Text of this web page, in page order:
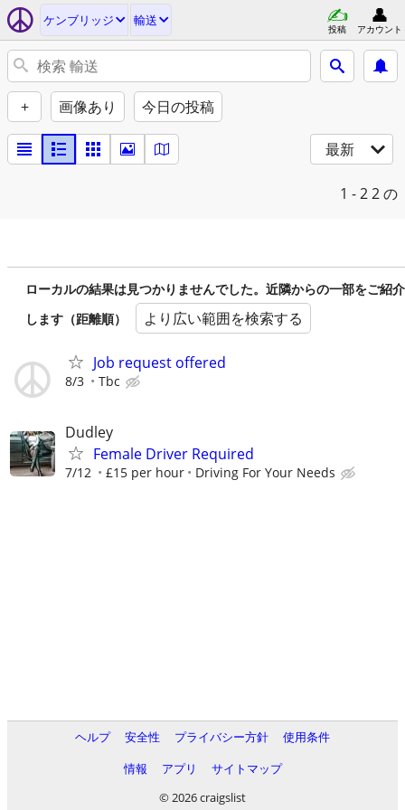
ケンブリッジ 輸送
投稿 アカウント
+ 画像あり 今日の投稿
最新
1 - 22 の
ローカルの結果は見つかりませんでした。近隣からの一部をご紹介
します（距離順）
より広い範囲を検索する
Job request offered
8/3 Tbc
Dudley
Female Driver Required
7/12 £15 per hour Driving For Your Needs
ヘルプ 安全性 プライバシー方針
使用条件
情報
アプリ
サイトマップ
© 2026 craigslist